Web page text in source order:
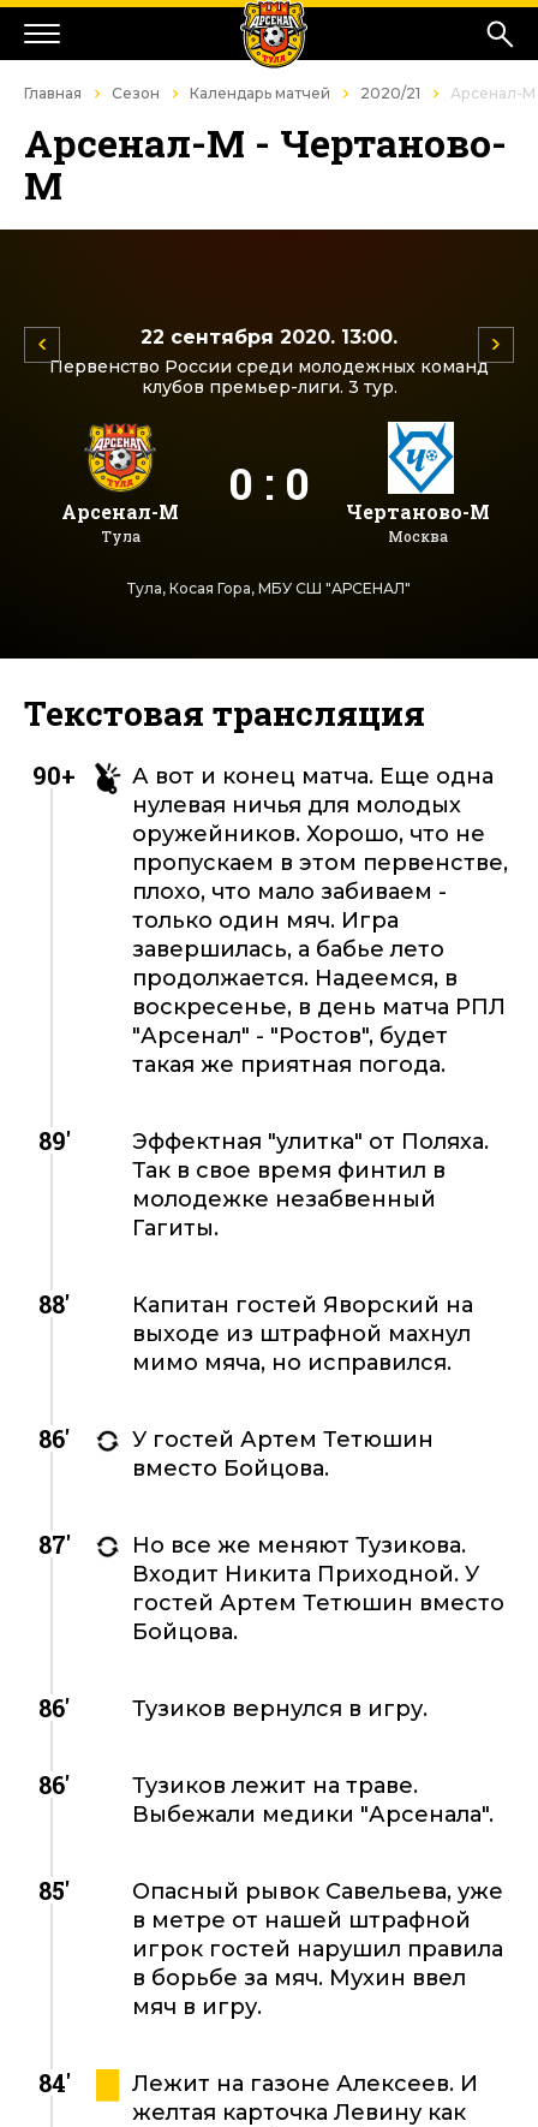
Главная Сезон Календарь матчей 2020/21 Арсенал-М
Арсенал-М - Чертаново-
М
22 сентября 2020. 13:00.
Первенство России среди молодежных команд
клубов премьер-лиги. 3 тур.
Арсенал-М
Тула
0 : 0 Чертаново-М
Москва
Тула, Косая Гора, МБУ СШ "АРСЕНАЛ"
Текстовая трансляция
90+
А вот и конец матча. Еще одна
нулевая ничья для молодых
оружейников. Хорошо, что не
пропускаем в этом первенстве,
плохо, что мало забиваем -
только один мяч. Игра
завершилась, а бабье лето
продолжается. Надеемся, в
воскресенье, в день матча РПЛ
"Арсенал" - "Ростов", будет
такая же приятная погода.
89'
Эффектная "улитка" от Поляха.
Так в свое время финтил в
молодежке незабвенный
Гагиты.
88'
Капитан гостей Яворский на
выходе из штрафной махнул
мимо мяча, но исправился.
86'
У гостей Артем Тетюшин
вместо Бойцова.
87'
Но все же меняют Тузикова.
Входит Никита Приходной. У
гостей Артем Тетюшин вместо
Бойцова.
86' Тузиков вернулся в игру.
86'
Тузиков лежит на траве.
Выбежали медики "Арсенала".
85'
Опасный рывок Савельева, уже
в метре от нашей штрафной
игрок гостей нарушил правила
в борьбе за мяч. Мухин ввел
мяч в игру.
84'
Лежит на газоне Алексеев. И
желтая карточка Левину как